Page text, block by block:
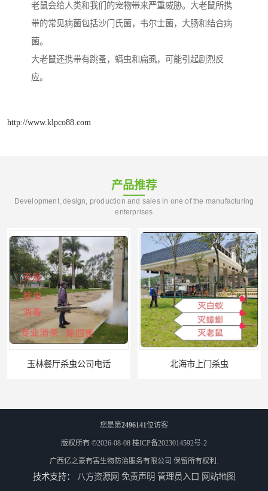
老鼠会给人类和我们的宠物带来严重威胁。大老鼠所携
带的常见病菌包括沙门氏菌，韦尔士菌，大肠和结合病
菌。
大老鼠还携带有跳蚤，螨虫和扁虱，可能引起剧烈反
应。
http://www.klpco88.com
产品推荐
Development, design, production and sales in one of the manufacturing
enterprises
玉林餐厅杀虫公司电话 北海市上门杀虫
您是第2496141位访客
版权所有 ©2026-08-08 桂ICP备2023014592号-2
广西亿之豪有害生物防治服务有限公司 保留所有权利.
技术支持： 八方资源网 免责声明 管理员入口 网站地图